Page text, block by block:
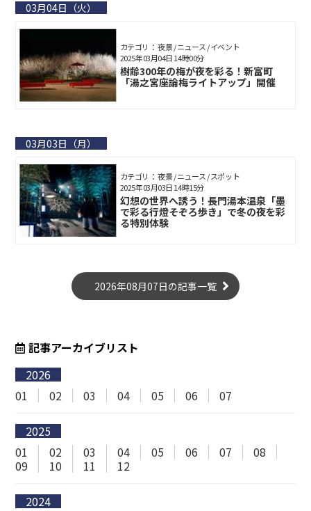
03月04日（火）
カテゴリ： 夜景 / ニュース / イベント
樹齢300年の梅が夜を彩る！新富町
「湯之宮座論梅ライトアップ」開催
2025年03月04日 14時00分
03月03日（月）
カテゴリ： 夜景 / ニュース / スポット
幻想の世界へ誘う！長門湯本温泉「墨
で彩る行燈そぞろ歩き」で冬の夜を彩
る特別体験
2025年03月03日 14時15分
2026年08月07日の記事一覧
記事アーカイブリスト
2026
01
02 03 04 05 06 07
2025
01
02 03 04 05 06 07
08
09
10 11 12
2024